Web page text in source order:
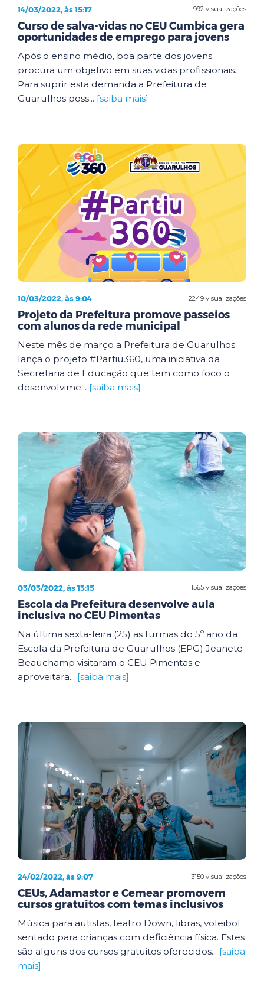
992 visualizações
14/03/2022, às 15:17
Curso de salva-vidas no CEU Cumbica gera
oportunidades de emprego para jovens
Após o ensino médio, boa parte dos jovens
procura um objetivo em suas vidas profissionais.
Para suprir esta demanda a Prefeitura de
Guarulhos poss... [saiba mais]
2249 visualizações
10/03/2022, às 9:04
Projeto da Prefeitura promove passeios
com alunos da rede municipal
Neste mês de março a Prefeitura de Guarulhos
lança o projeto #Partiu360, uma iniciativa da
Secretaria de Educação que tem como foco o
desenvolvime... [saiba mais]
1565 visualizações
03/03/2022, às 13:15
Escola da Prefeitura desenvolve aula
inclusiva no CEU Pimentas
Na última sexta-feira (25) as turmas do 5º ano da
Escola da Prefeitura de Guarulhos (EPG) Jeanete
Beauchamp visitaram o CEU Pimentas e
aproveitara... [saiba mais]
3150 visualizações
24/02/2022, às 9:07
CEUs, Adamastor e Cemear promovem
cursos gratuitos com temas inclusivos
Música para autistas, teatro Down, libras, voleibol
sentado para crianças com deficiência física. Estes
são alguns dos cursos gratuitos oferecidos... [saiba
mais]